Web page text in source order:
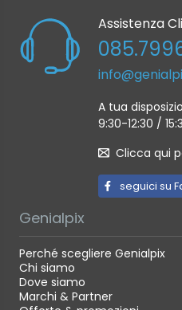
Assistenza
A tua
9:30-12:30 /
Clicca qui
seguici su
Genialpix
Perché scegliere Genialpix
Chi siamo
Dove siamo
Marchi & Partner